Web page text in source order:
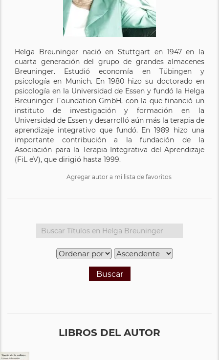
Helga Breuninger nació en Stuttgart en 1947 en la
cuarta generación del grupo de grandes almacenes
Breuninger. Estudió economía en Tübingen y
psicología en Munich. En 1980 hizo su doctorado en
psicología en la Universidad de Essen y fundó la Helga
Breuninger Foundation GmbH, con la que financió un
instituto de investigación y formación en la
Universidad de Essen y desarrolló aún más la terapia de
aprendizaje integrativo que fundó. En 1989 hizo una
importante contribución a la fundación de la
Asociación para la Terapia Integrativa del Aprendizaje
(FiL eV), que dirigió hasta 1999.
Agregar autor a mi lista de favoritos
Buscar
LIBROS DEL AUTOR